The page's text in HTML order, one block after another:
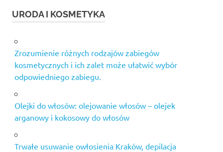
URODA I KOSMETYKA
Zrozumienie różnych rodzajów zabiegów
kosmetycznych i ich zalet może ułatwić wybór
odpowiedniego zabiegu.
Olejki do włosów: olejowanie włosów – olejek
arganowy i kokosowy do włosów
Trwałe usuwanie owłosienia Kraków, depilacja